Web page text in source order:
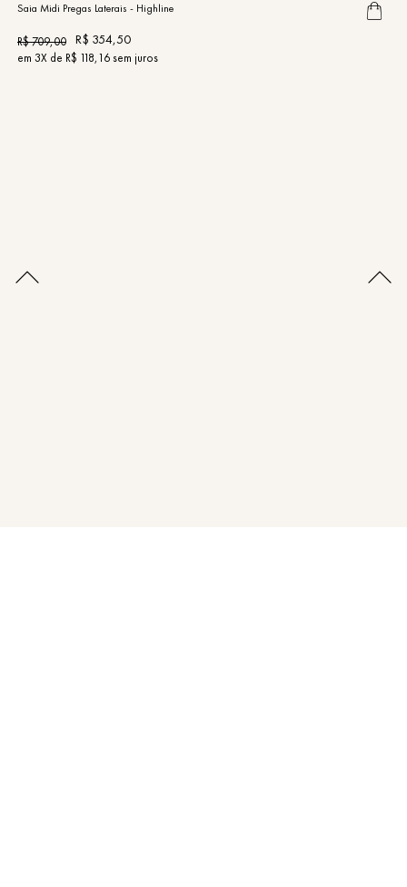
Saia Midi Pregas Laterais - Highline
R$709,00 R$ 354,50
em 3X de R$ 118,16sem juros